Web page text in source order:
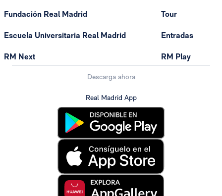
Fundación Real Madrid
Escuela Universitaria Real Madrid
RM Next
Tour
Entradas
RM Play
Descarga ahora
Real Madrid App